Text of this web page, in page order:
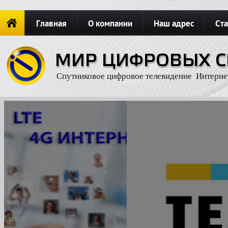
Главная О компании Наш адрес
Новости Карта сайта
Спутниковое цифровое телевидение